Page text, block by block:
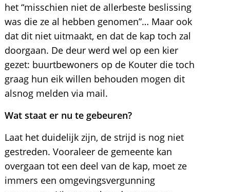
het “misschien niet de allerbeste beslissing
was die ze al hebben genomen”… Maar ook
dat dit niet uitmaakt, en dat de kap toch zal
doorgaan. De deur werd wel op een kier
gezet: buurtbewoners op de Kouter die toch
graag hun eik willen behouden mogen dit
alsnog melden via mail.
Wat staat er nu te gebeuren?
Laat het duidelijk zijn, de strijd is nog niet
gestreden. Vooraleer de gemeente kan
overgaan tot een deel van de kap, moet ze
immers een omgevingsvergunning